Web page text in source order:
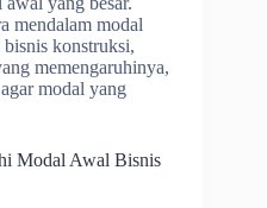
mendalam modal
konstruksi,
memengaruhinya,
modal yang
Modal Awal Bisnis